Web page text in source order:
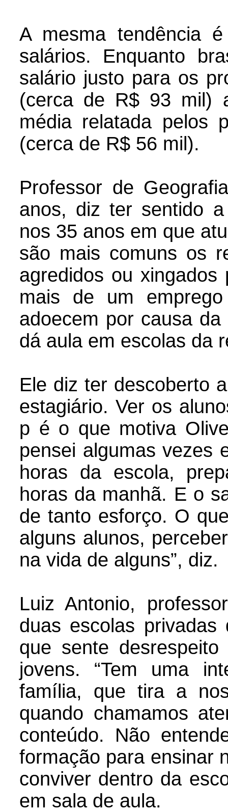
A mesma tendência
salários. Enquanto
salário justo para os
(cerca de R$ 93 mil)
média relatada pelos
(cerca de R$ 56 mil).
Professor de
anos, diz ter sentido
nos 35 anos em que
são mais comuns os
agredidos ou
mais de um
adoecem por causa
dá aula em escolas da
Ele diz ter descoberto
estagiário. Ver os
p é o que motiva
pensei algumas vezes
horas da escola,
horas da manhã. E o
de tanto esforço. O
alguns alunos,
na vida de alguns”, diz.
Luiz Antonio,
duas escolas
que sente
jovens. “Tem uma
família, que tira a
quando chamamos
conteúdo. Não
formação para ensinar
conviver dentro da
em sala de aula.